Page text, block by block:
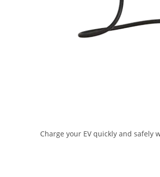
Charge your EV quickly and